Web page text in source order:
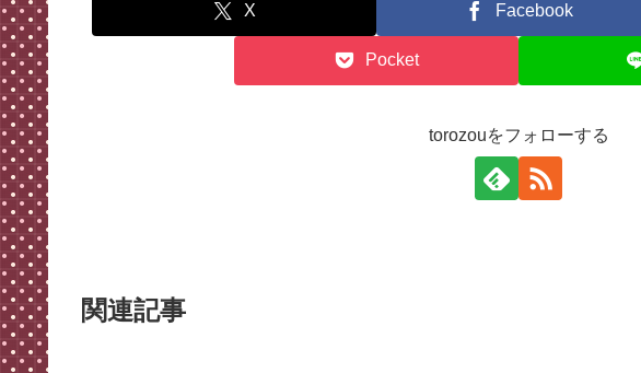
X Facebook
Pocket
torozouをフォローする
関連記事